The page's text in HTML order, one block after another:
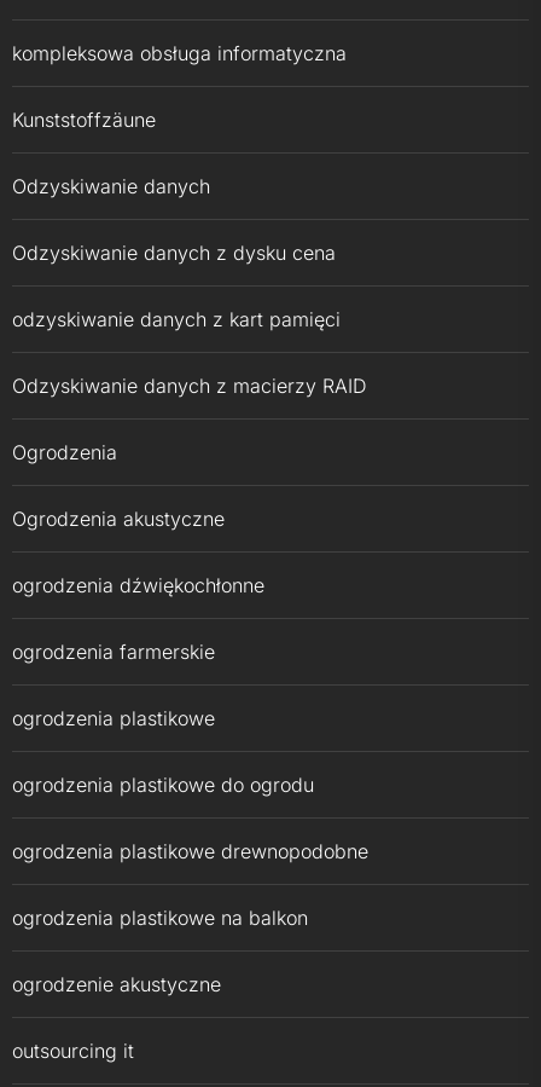
kompleksowa obsługa informatyczna
Kunststoffzäune
Odzyskiwanie danych
Odzyskiwanie danych z dysku cena
odzyskiwanie danych z kart pamięci
Odzyskiwanie danych z macierzy RAID
Ogrodzenia
Ogrodzenia akustyczne
ogrodzenia dźwiękochłonne
ogrodzenia farmerskie
ogrodzenia plastikowe
ogrodzenia plastikowe do ogrodu
ogrodzenia plastikowe drewnopodobne
ogrodzenia plastikowe na balkon
ogrodzenie akustyczne
outsourcing it